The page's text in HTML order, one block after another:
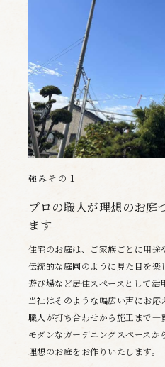
強みその１
プロの職人が理想のお庭
ます
住宅のお庭は、ご家族ごとに用途
伝統的な庭園のように見た目を楽
遊び場など居住スペースとして活
当社はそのような幅広い声にお応
職人が打ち合わせから施工まで一
モダンなガーデニングスペースか
理想のお庭をお作りいたします。